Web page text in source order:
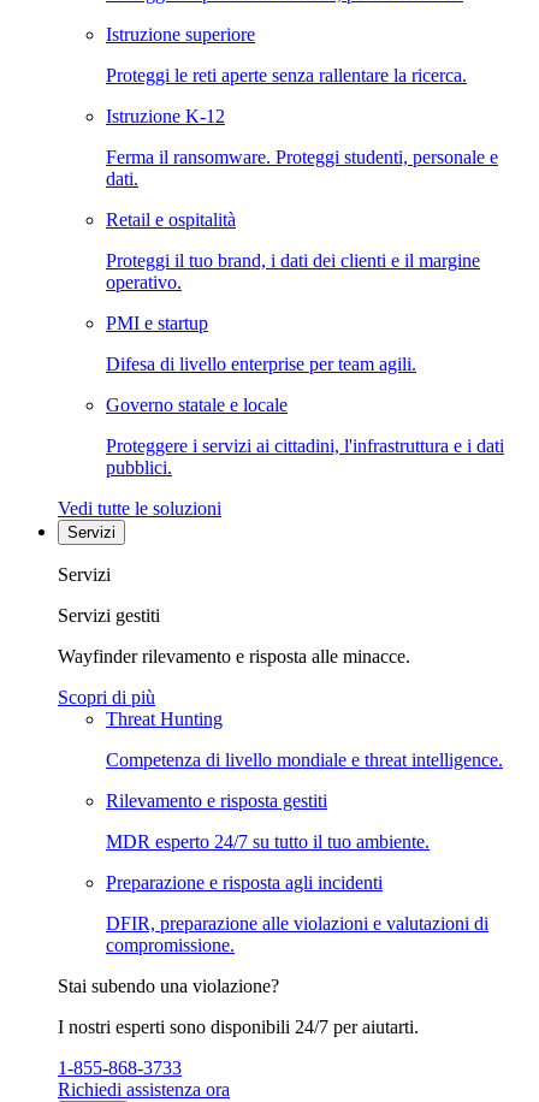
Istruzione superiore
Proteggi le reti aperte senza rallentare la ricerca.
Istruzione K-12
Ferma il ransomware. Proteggi studenti, personale e
dati.
Retail e ospitalità
Proteggi il tuo brand, i dati dei clienti e il margine
operativo.
PMI e startup
Difesa di livello enterprise per team agili.
Governo statale e locale
Proteggere i servizi ai cittadini, l'infrastruttura e i dati
pubblici.
Vedi tutte le soluzioni
Servizi
Servizi
Servizi gestiti
Wayfinder rilevamento e risposta alle minacce.
Scopri di più
Threat Hunting
Competenza di livello mondiale e threat intelligence.
Rilevamento e risposta gestiti
MDR esperto 24/7 su tutto il tuo ambiente.
Preparazione e risposta agli incidenti
DFIR, preparazione alle violazioni e valutazioni di
compromissione.
Stai subendo una violazione?
I nostri esperti sono disponibili 24/7 per aiutarti.
1-855-868-3733
Richiedi assistenza ora